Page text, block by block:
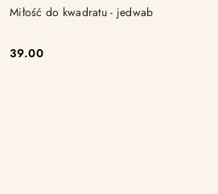
Miłość do kwadratu - jedwab
Cena:
39.00